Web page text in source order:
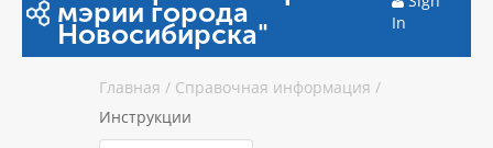
мэрии города
Новосибирска"
In
Главная / Справочная информация /
Инструкции